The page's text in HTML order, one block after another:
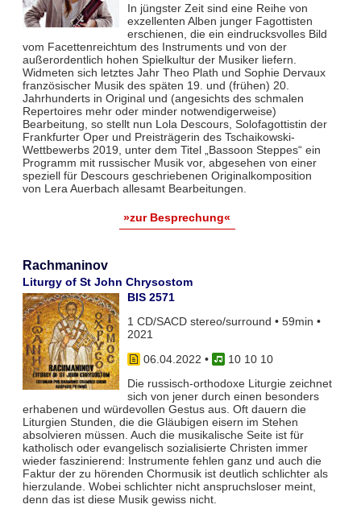
In jüngster Zeit sind eine Reihe von
exzellenten Alben junger Fagottisten
erschienen, die ein eindrucksvolles Bild
vom Facettenreichtum des Instruments und von der
außerordentlich hohen Spielkultur der Musiker liefern.
Widmeten sich letztes Jahr Theo Plath und Sophie Dervaux
französischer Musik des späten 19. und (frühen) 20.
Jahrhunderts in Original und (angesichts des schmalen
Repertoires mehr oder minder notwendigerweise)
Bearbeitung, so stellt nun Lola Descours, Solofagottistin der
Frankfurter Oper und Preisträgerin des Tschaikowski-
Wettbewerbs 2019, unter dem Titel „Bassoon Steppes“ ein
Programm mit russischer Musik vor, abgesehen von einer
speziell für Descours geschriebenen Originalkomposition
von Lera Auerbach allesamt Bearbeitungen.
»zur Besprechung«
Rachmaninov
Liturgy of St John Chrysostom
BIS 2571
1 CD/SACD stereo/surround • 59min •
2021
06.04.2022 •
10 10 10
Die russisch-orthodoxe Liturgie zeichnet
sich von jener durch einen besonders
erhabenen und würdevollen Gestus aus. Oft dauern die
Liturgien Stunden, die die Gläubigen eisern im Stehen
absolvieren müssen. Auch die musikalische Seite ist für
katholisch oder evangelisch sozialisierte Christen immer
wieder faszinierend: Instrumente fehlen ganz und auch die
Faktur der zu hörenden Chormusik ist deutlich schlichter als
hierzulande. Wobei schlichter nicht anspruchsloser meint,
denn das ist diese Musik gewiss nicht.